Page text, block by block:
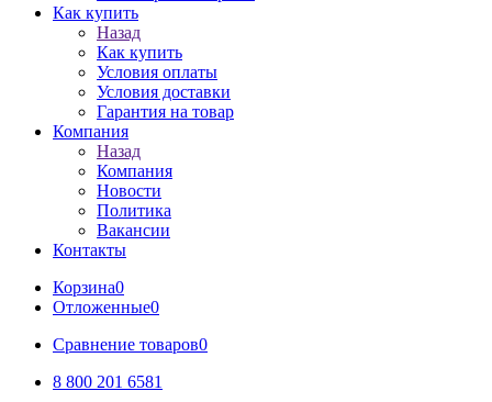
Как купить
Назад
Как купить
Условия оплаты
Условия доставки
Гарантия на товар
Компания
Назад
Компания
Новости
Политика
Вакансии
Контакты
Корзина0
Отложенные0
Сравнение товаров0
8 800 201 6581